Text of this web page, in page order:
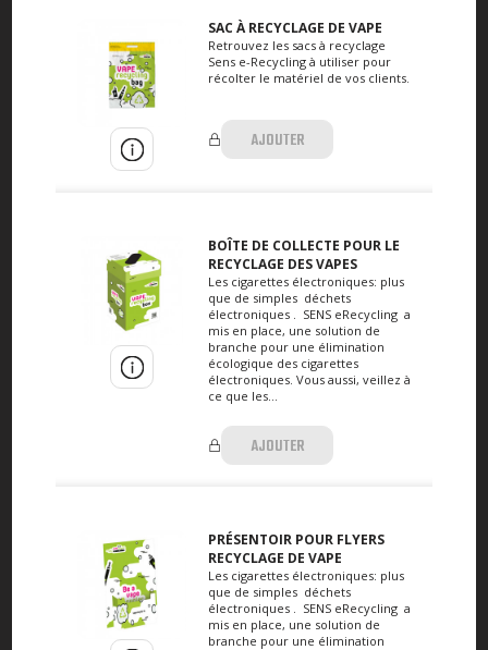
SAC À RECYCLAGE DE VAPE
Retrouvez les sacs à recyclage
Sens e-Recycling à utiliser pour
récolter le matériel de vos clients.
AJOUTER
BOÎTE DE COLLECTE POUR LE
RECYCLAGE DES VAPES
Les cigarettes électroniques: plus
que de simples déchets
électroniques . SENS eRecycling a
mis en place, une solution de
branche pour une élimination
écologique des cigarettes
électroniques. Vous aussi, veillez à
ce que les...
AJOUTER
PRÉSENTOIR POUR FLYERS
RECYCLAGE DE VAPE
Les cigarettes électroniques: plus
que de simples déchets
électroniques . SENS eRecycling a
mis en place, une solution de
branche pour une élimination